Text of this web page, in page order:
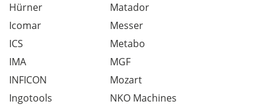
Hürner
Icomar
ICS
IMA
INFICON
Ingotools
Matador
Messer
Metabo
MGF
Mozart
NKO Machines